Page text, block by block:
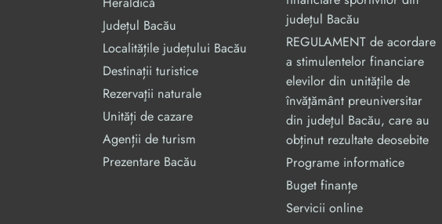
Județul Bacău
Localitățile județului Bacău
Destinații turistice
Rezervaţii naturale
Unități de cazare
Agenții de turism
Prezentare Bacău
județul Bacău
REGULAMENT de acordare
a stimulentelor financiare
elevilor din unităţile de
învăţământ preuniversitar
din judeţul Bacău, care au
obținut rezultate deosebite
Programe informatice
Buget finanțe
Servicii online